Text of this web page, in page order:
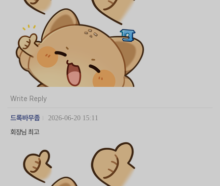
Write Reply
드록바무좀 2026-06-20 15:11
회장님 최고